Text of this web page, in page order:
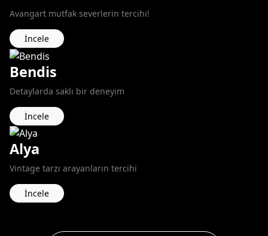
Avangart mutfak severlerin tercihi!
İncele
Bendis
Detaylarda saklı bir deneyim
İncele
Alya
Vintage tarzı arayanların tercihi
İncele